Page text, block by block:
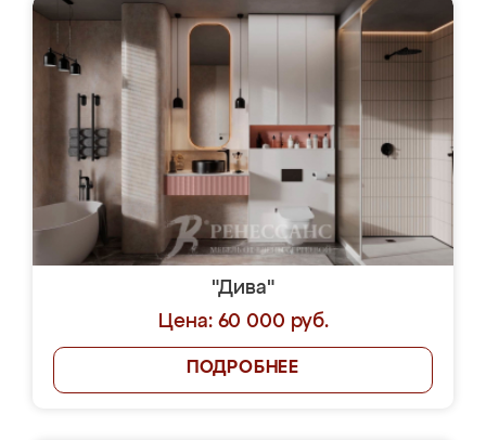
"Дива"
Цена: 60 000 руб.
ПОДРОБНЕЕ